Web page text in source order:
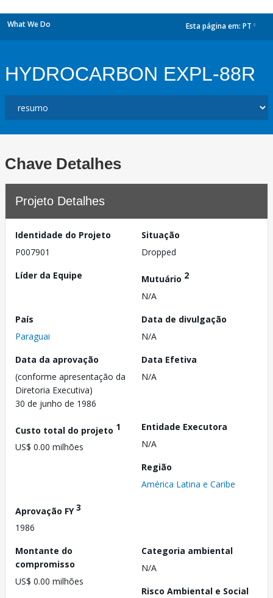
What We Do Esta página em: PT
HYDROCARBON EXPL-88R
Chave Detalhes
Projeto Detalhes
Identidade do Projeto
P007901
Situação
Dropped
Líder da Equipe
Mutuário 2
N/A
País
Paraguai
Data de divulgação
N/A
Data da aprovação
(conforme apresentação da
Diretoria Executiva)
30 de junho de 1986
Data Efetiva
N/A
Custo total do projeto 1
US$ 0.00 milhões
Entidade Executora
N/A
Região
América Latina e Caribe
Aprovação FY3
1986
Montante do
compromisso
US$ 0.00 milhões
Categoria ambiental
N/A
Risco Ambiental e Social